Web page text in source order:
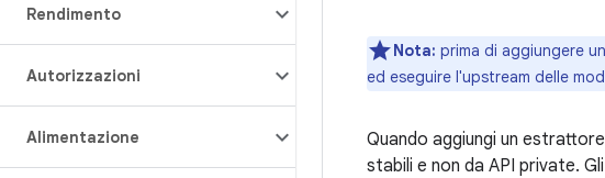
Rendimento
Autorizzazioni
Alimentazione
Nota: prima di aggiungere
ed eseguire l'upstream delle
Quando aggiungi un
stabili e non da API private.